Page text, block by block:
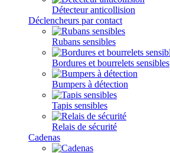
Détecteur anticollision
Déclencheurs par contact
Rubans sensibles
Bordures et bourrelets sensibles
Bumpers à détection
Tapis sensibles
Relais de sécurité
Cadenas